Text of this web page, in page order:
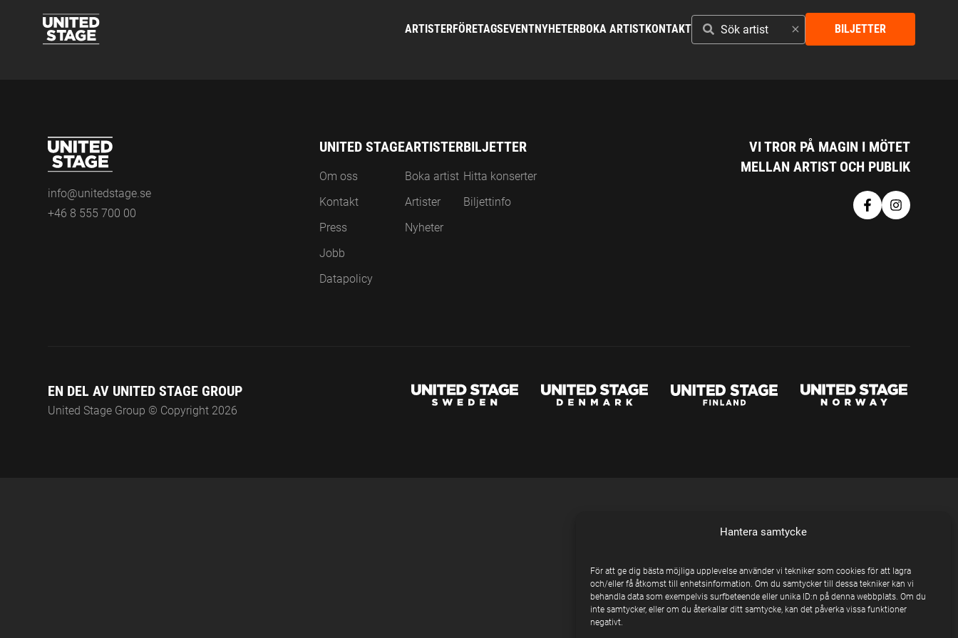
Hantera samtycke
För att ge dig bästa möjliga upplevelse använder vi tekniker som cookies för att lagra
och/eller få åtkomst till enhetsinformation. Om du samtycker till dessa tekniker kan vi
behandla data som exempelvis surfbeteende eller unika ID:n på denna webbplats. Om du
inte samtycker, eller om du återkallar ditt samtycke, kan det påverka vissa funktioner
negativt.
ARTISTERFÖRETAGSEVENTNYHETERBOKA ARTISTKONTAKTSÖK
ARTIST
BILJETTER
info@unitedstage.se
+46 8 555 700 00
UNITED STAGE
Om oss
Kontakt
Press
Jobb
Datapolicy
ARTISTER
Boka artist
Artister
Nyheter
BILJETTER
Hitta konserter
Biljettinfo
VI TROR PÅ MAGIN I MÖTET
MELLAN ARTIST OCH PUBLIK
EN DEL AV UNITED STAGE GROUP
United Stage Group © Copyright 2026